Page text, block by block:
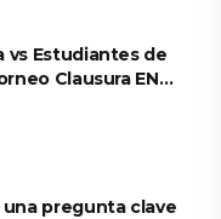
vs Estudiantes de
Clausura EN
pregunta clave